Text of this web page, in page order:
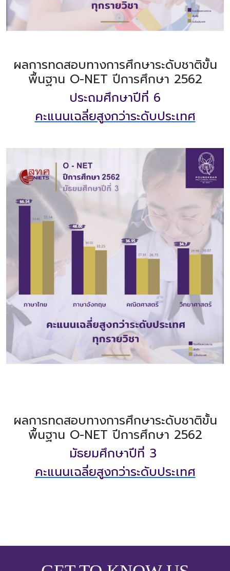
ผลการทดสอบทางการศึกษาระดับชาติขั้น
พื้นฐาน O-NET ปีการศึกษา 2562
ประถมศึกษาปีที่ 6
คะแนนเฉลี่ยสูงกว่าระดับประเทศ
ผลการทดสอบทางการศึกษาระดับชาติขั้น
พื้นฐาน O-NET ปีการศึกษา 2562
มัธยมศึกษาปีที่ 3
คะแนนเฉลี่ยสูงกว่าระดับประเทศ